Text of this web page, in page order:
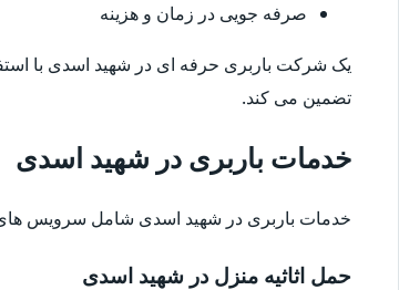
صرفه جویی در زمان و هزینه
یک شرکت باربری حرفه ای در شهید اسدی با
تضمین می کند.
خدمات باربری در شهید اسدی
خدمات باربری در شهید اسدی شامل سرویس
حمل اثاثیه منزل در شهید اسدی